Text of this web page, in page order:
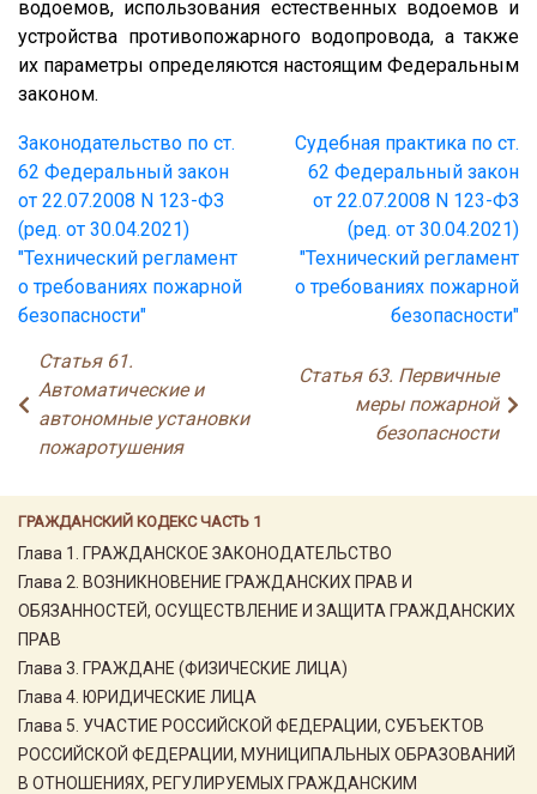
ГРАЖДАНСКИЙ КОДЕКС ЧАСТЬ 1
Глава 1. ГРАЖДАНСКОЕ ЗАКОНОДАТЕЛЬСТВО
Глава 2. ВОЗНИКНОВЕНИЕ ГРАЖДАНСКИХ ПРАВ И
ОБЯЗАННОСТЕЙ, ОСУЩЕСТВЛЕНИЕ И ЗАЩИТА ГРАЖДАНСКИХ
ПРАВ
Глава 3. ГРАЖДАНЕ (ФИЗИЧЕСКИЕ ЛИЦА)
Глава 4. ЮРИДИЧЕСКИЕ ЛИЦА
Глава 5. УЧАСТИЕ РОССИЙСКОЙ ФЕДЕРАЦИИ, СУБЪЕКТОВ
РОССИЙСКОЙ ФЕДЕРАЦИИ, МУНИЦИПАЛЬНЫХ ОБРАЗОВАНИЙ
В ОТНОШЕНИЯХ, РЕГУЛИРУЕМЫХ ГРАЖДАНСКИМ
водоемов, использования естественных водоемов и
устройства противопожарного водопровода, а также
их параметры определяются настоящим Федеральным
законом.
Законодательство по ст.
62 Федеральный закон
от 22.07.2008 N 123-ФЗ
(ред. от 30.04.2021)
"Технический регламент
о требованиях пожарной
безопасности"
Судебная практика по ст.
62 Федеральный закон
от 22.07.2008 N 123-ФЗ
(ред. от 30.04.2021)
"Технический регламент
о требованиях пожарной
безопасности"
Статья 61.
Автоматические и
автономные установки
пожаротушения
Статья 63. Первичные
меры пожарной
безопасности